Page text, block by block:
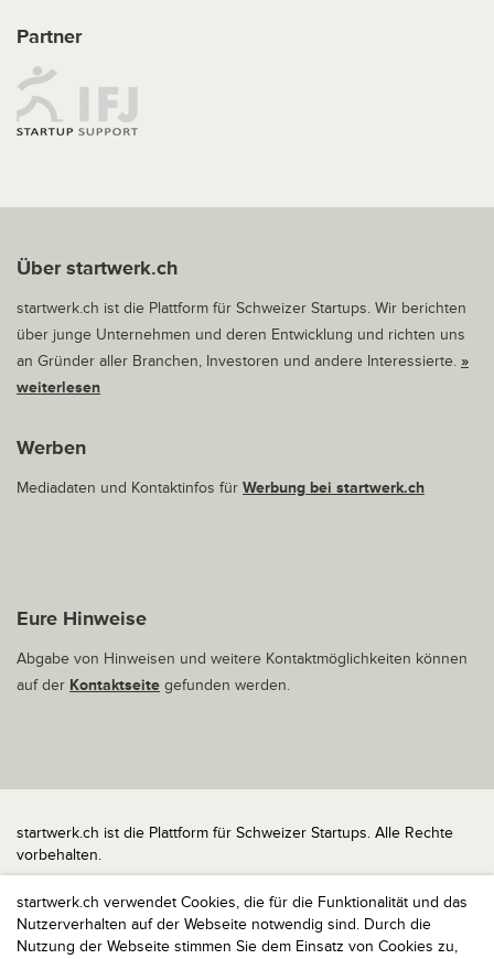
startwerk.ch verwendet Cookies, die für die Funktionalität und das
Nutzerverhalten auf der Webseite notwendig sind. Durch die
Nutzung der Webseite stimmen Sie dem Einsatz von Cookies zu,
Partner
Über startwerk.ch
startwerk.ch ist die Plattform für Schweizer Startups. Wir berichten
über junge Unternehmen und deren Entwicklung und richten uns
an Gründer aller Branchen, Investoren und andere Interessierte. »
weiterlesen
Werben
Mediadaten und Kontaktinfos für Werbung bei startwerk.ch
Eure Hinweise
Abgabe von Hinweisen und weitere Kontaktmöglichkeiten können
auf der Kontaktseite gefunden werden.
startwerk.ch ist die Plattform für Schweizer Startups. Alle Rechte
vorbehalten.
Impressum
Kontakt
nach oben